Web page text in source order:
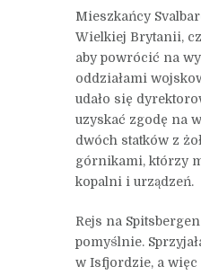
Mieszkańcy
Wielkiej Brytanii,
aby powrócić na
oddziałami
udało się
uzyskać zgodę na
dwóch statków z
górnikami, którzy
kopalni i urządzeń.
Rejs na
pomyślnie.
w Isfjordzie, a więc